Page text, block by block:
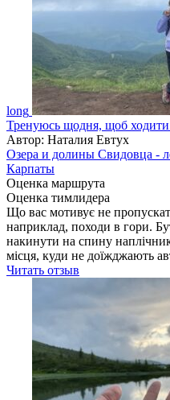
long
Тренуюсь щодня, щоб
Автор: Наталия Евтух
Озера и долины Свидовца -
Карпаты
Оценка маршрута
Оценка тимлидера
Що вас мотивує не
наприклад, походи в гори.
накинути на спину
місця, куди не доїжджають
Читать отзыв